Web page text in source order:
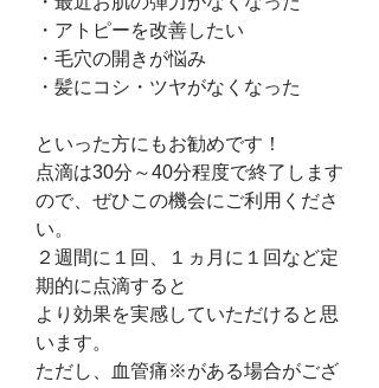
・アトピーを改善したい
・毛穴の開きが悩み
・髪にコシ・ツヤがなくなった
といった方にもお勧めです！
点滴は30分～40分程度で終了します
ので、ぜひこの機会にご利用くださ
い。
２週間に１回、１ヵ月に１回など定
期的に点滴すると
より効果を実感していただけると思
います。
ただし、血管痛※がある場合がござ